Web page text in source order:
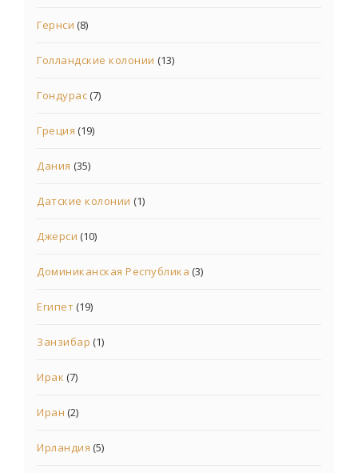
Гернси (8)
Голландские колонии (13)
Гондурас(7)
Греция (19)
Дания (35)
Датские колонии (1)
Джерси (10)
Доминиканская Республика (3)
Египет(19)
Занзибар (1)
Ирак (7)
Иран (2)
Ирландия (5)